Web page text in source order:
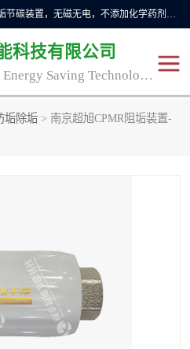
自主研发生产的CPMR全智能防垢除垢节碳装置，无磁无电，不添加化学药剂，*了国内纯物理除垢技术领域空白，其性能处于国际领先水平。广泛应用于石油炼化、钢铁冶炼、电力、煤矿、化工、供暖、压铸、汽车制造、涉水家电等行业。
科技有限公司
Nanjing Chaoxu Energy Saving Technology Co., Ltd
垢除垢 > 南京超旭CPMR阻垢装置-
锅炉除垢
CPMR商用防垢器/家用防
垢器
清碳燃油催化器